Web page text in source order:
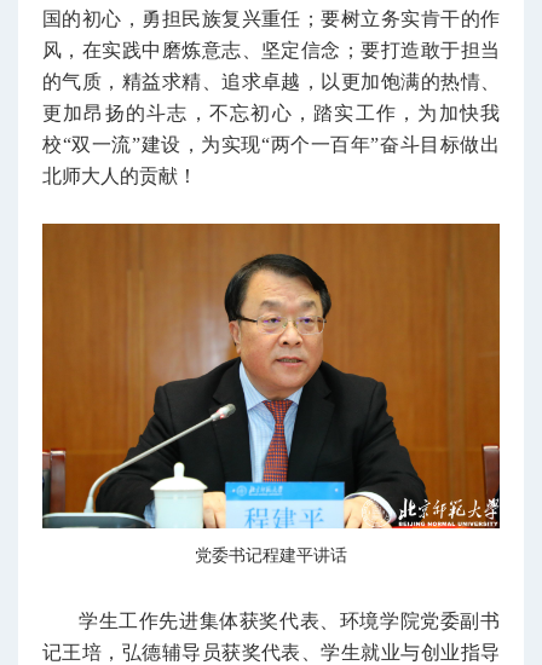
国的初心，勇担民族复兴重任；要树立务实肯干的作
风，在实践中磨炼意志、坚定信念；要打造敢于担当
的气质，精益求精、追求卓越，以更加饱满的热情、
更加昂扬的斗志，不忘初心，踏实工作，为加快我
校“双一流”建设，为实现“两个一百年”奋斗目标做出
北师大人的贡献！
党委书记程建平讲话
学生工作先进集体获奖代表、环境学院党委副书
记王培，弘德辅导员获奖代表、学生就业与创业指导